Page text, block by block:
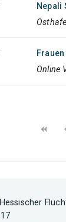
Nepali
Online